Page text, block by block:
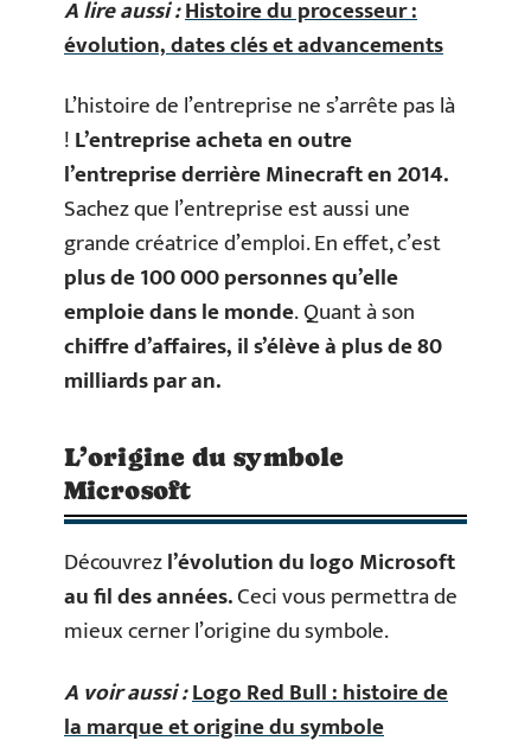
A lire aussi :Histoire du processeur :
évolution, dates clés et advancements
L’histoire de l’entreprise ne s’arrête pas là
!L’entreprise acheta en outre
l’entreprise derrière Minecraft en 2014.
Sachez que l’entreprise est aussi une
grande créatrice d’emploi. En effet, c’est
plus de 100 000 personnes qu’elle
emploie dans le monde. Quant à son
chiffre d’affaires, il s’élève à plus de 80
milliards par an.
L’origine du symbole
Microsoft
Découvrezl’évolution du logo Microsoft
au fil des années.Ceci vous permettra de
mieux cerner l’origine du symbole.
A voir aussi :Logo Red Bull : histoire de
la marque et origine du symbole